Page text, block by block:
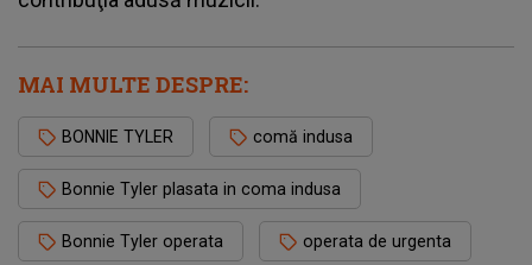
MAI MULTE DESPRE:
BONNIE TYLER comă indusa
Bonnie Tyler plasata in coma indusa
Bonnie Tyler operata operata de urgenta